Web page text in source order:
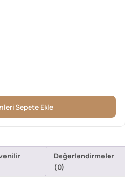
Sepete Ekle
Değerlendirmeler
(0)